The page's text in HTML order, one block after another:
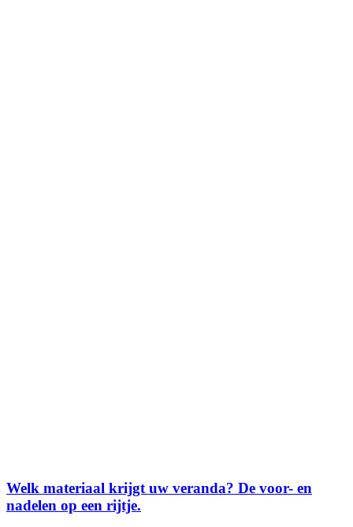
Welk materiaal krijgt uw veranda? De voor- en
nadelen op een rijtje.